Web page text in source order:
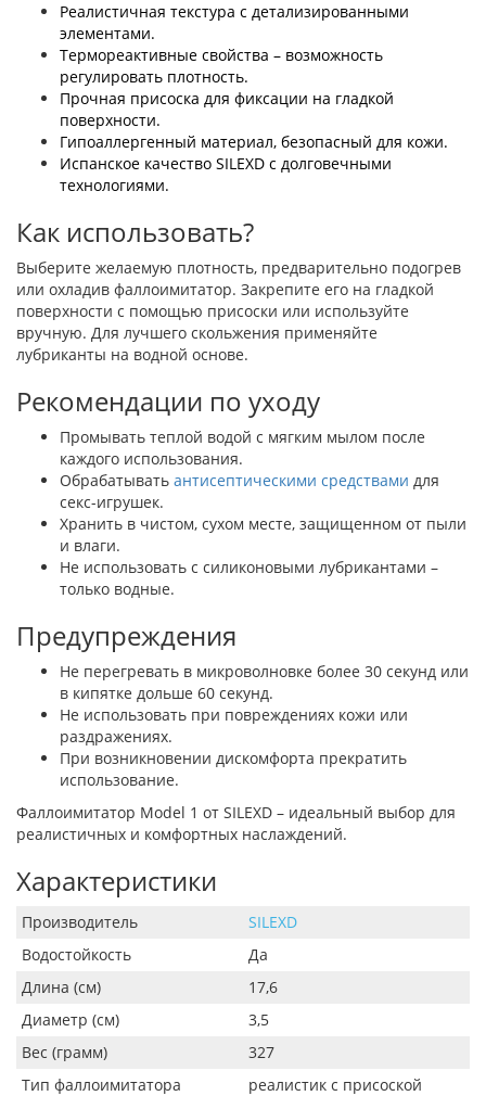
Реалистичная текстура с детализированными
элементами.
Термореактивные свойства – возможность
регулировать плотность.
Прочная присоска для фиксации на гладкой
поверхности.
Гипоаллергенный материал, безопасный для кожи.
Испанское качество SILEXD с долговечными
технологиями.
Как использовать?
Выберите желаемую плотность, предварительно подогрев
или охладив фаллоимитатор. Закрепите его на гладкой
поверхности с помощью присоски или используйте
вручную. Для лучшего скольжения применяйте
лубриканты на водной основе.
Рекомендации по уходу
Промывать теплой водой с мягким мылом после
каждого использования.
Обрабатывать антисептическими средствами для
секс-игрушек.
Хранить в чистом, сухом месте, защищенном от пыли
и влаги.
Не использовать с силиконовыми лубрикантами –
только водные.
Предупреждения
Не перегревать в микроволновке более 30 секунд или
в кипятке дольше 60 секунд.
Не использовать при повреждениях кожи или
раздражениях.
При возникновении дискомфорта прекратить
использование.
Фаллоимитатор Model 1 от SILEXD – идеальный выбор для
реалистичных и комфортных наслаждений.
Характеристики
Производитель
SILEXD
Водостойкость
Да
Длина (см)
17,6
Диаметр (см)
3,5
Вес (грамм)
327
Тип фаллоимитатора
реалистик с присоской